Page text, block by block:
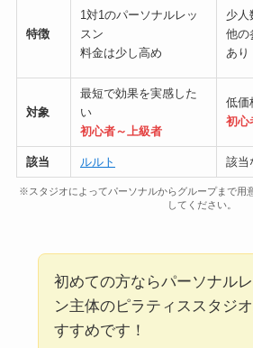
特徴
1対1のパーソナルレッ
スン
料金は少し高め
少人
他の
あり
対象
最短で効果を実感した
い
初心者～上級者
低価
初心
該当 ルルト 該当
※スタジオによってパーソナルからグループまで用
してください。
初めての方ならパーソナル
ン主体のピラティススタジ
すすめです！